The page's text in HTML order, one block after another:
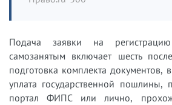
Подача заявки на
самозанятым включает шесть
подготовка комплекта
уплата государственной пошлины,
портал ФИПС или лично,